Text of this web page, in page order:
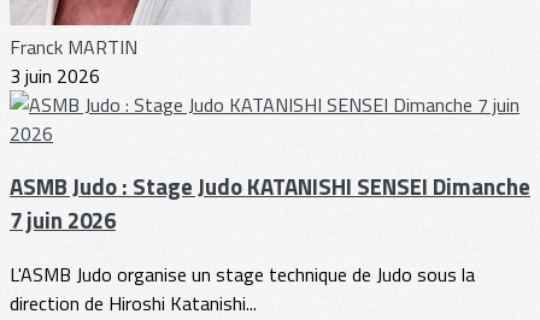
Franck MARTIN
3 juin 2026
ASMB Judo : Stage Judo KATANISHI SENSEI Dimanche
7 juin 2026
L'ASMB Judo organise un stage technique de Judo sous la
direction de Hiroshi Katanishi...